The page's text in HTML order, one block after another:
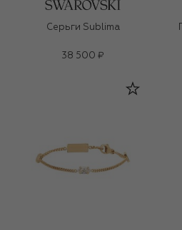
Серьги Sublima
38 500 ₽